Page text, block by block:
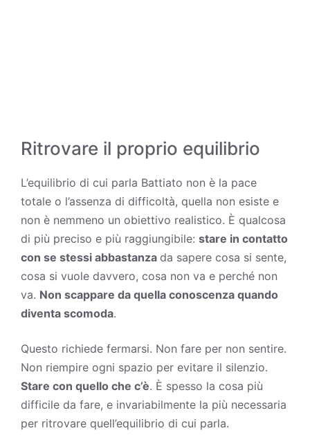
Ritrovare il proprio equilibrio
L’equilibrio di cui parla Battiato non è la pace
totale o l’assenza di difficoltà, quella non esiste e
non è nemmeno un obiettivo realistico. È qualcosa
di più preciso e più raggiungibile: stare in contatto
con se stessi abbastanza da sapere cosa si sente,
cosa si vuole davvero, cosa non va e perché non
va. Non scappare da quella conoscenza quando
diventa scomoda.
Questo richiede fermarsi. Non fare per non sentire.
Non riempire ogni spazio per evitare il silenzio.
Stare con quello che c’è. È spesso la cosa più
difficile da fare, e invariabilmente la più necessaria
per ritrovare quell’equilibrio di cui parla.